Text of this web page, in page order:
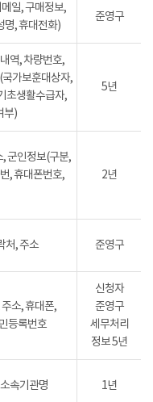
일, 구매정보,
명, 휴대전화)
준영구
역, 차량번호,
국가보훈대상자,
초생활수급자,
부)
5년
군인정보(구분,
, 휴대폰번호,
2년
처, 주소 준영구
소, 휴대폰,
등록번호
신청자
준영구
세무처리
정보 5년
속기관명 1년